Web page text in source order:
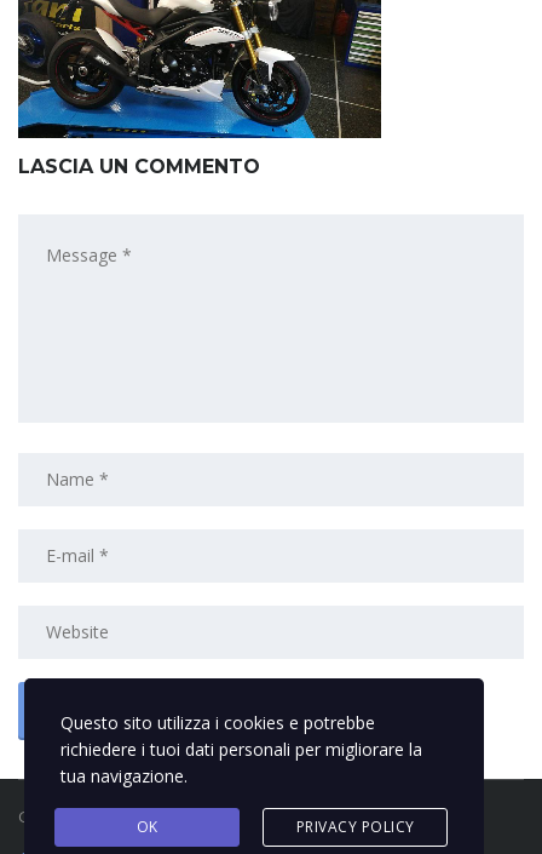
LASCIA UN COMMENTO
Galli Motor sas © 2018 Powered by Interyes
Questo sito utilizza i cookies e potrebbe
richiedere i tuoi dati personali per migliorare la
tua navigazione.
OK PRIVACY POLICY